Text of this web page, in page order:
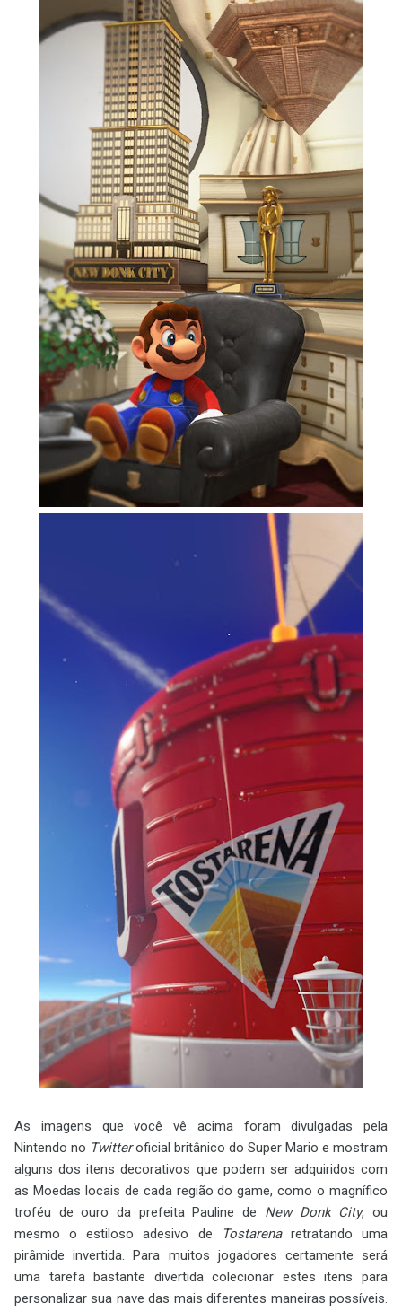
As imagens que você vê acima foram divulgadas pela
Nintendo no Twitteroficial britânico do Super Mario e mostram
alguns dos itens decorativos que podem ser adquiridos com
as Moedas locais de cada região do game, como o magnífico
troféu de ouro da prefeita Pauline de New Donk City, ou
mesmo o estiloso adesivo de
Tostarenaretratando uma
pirâmide invertida. Para muitos jogadores certamente será
uma tarefa bastante divertida colecionar estes itens para
personalizar sua nave das mais diferentes maneiras possíveis.